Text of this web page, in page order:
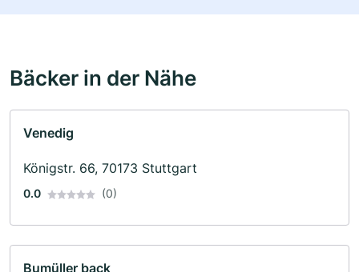
Bäcker in der Nähe
Venedig
Königstr. 66, 70173 Stuttgart
0.0 (0)
Bumüller back